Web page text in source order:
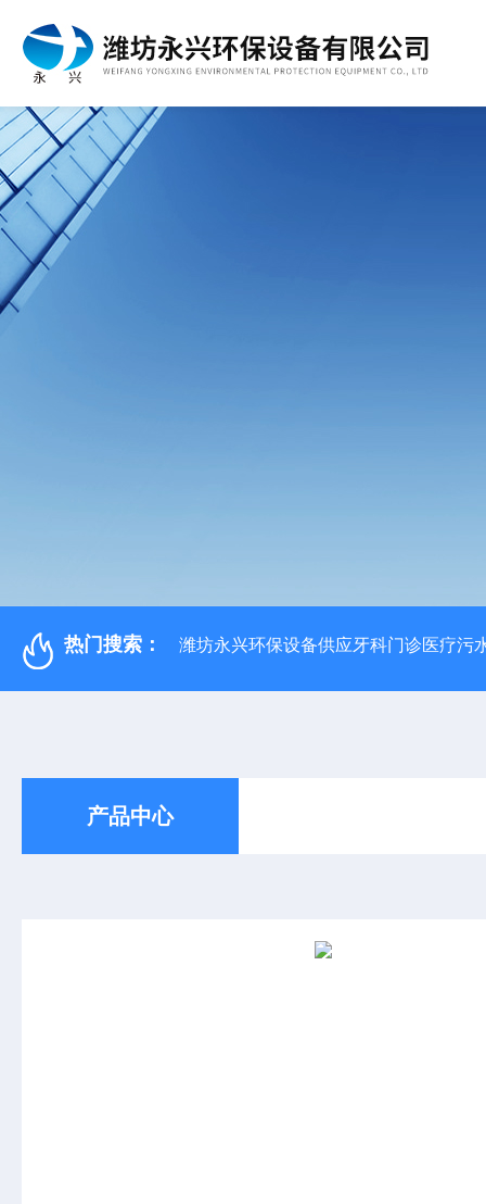
热门搜索： 潍坊永兴环保设备供应牙科门诊医疗污
产品中心